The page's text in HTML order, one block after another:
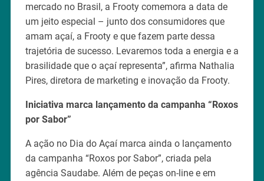
mercado no Brasil, a Frooty comemora a data de
um jeito especial – junto dos consumidores que
amam açaí, a Frooty e que fazem parte dessa
trajetória de sucesso. Levaremos toda a energia e a
brasilidade que o açaí representa”, afirma Nathalia
Pires, diretora de marketing e inovação da Frooty.
Iniciativa marca lançamento da campanha “Roxos
por Sabor”
A ação no Dia do Açaí marca ainda o lançamento
da campanha “Roxos por Sabor”, criada pela
agência Saudabe. Além de peças on-line e em